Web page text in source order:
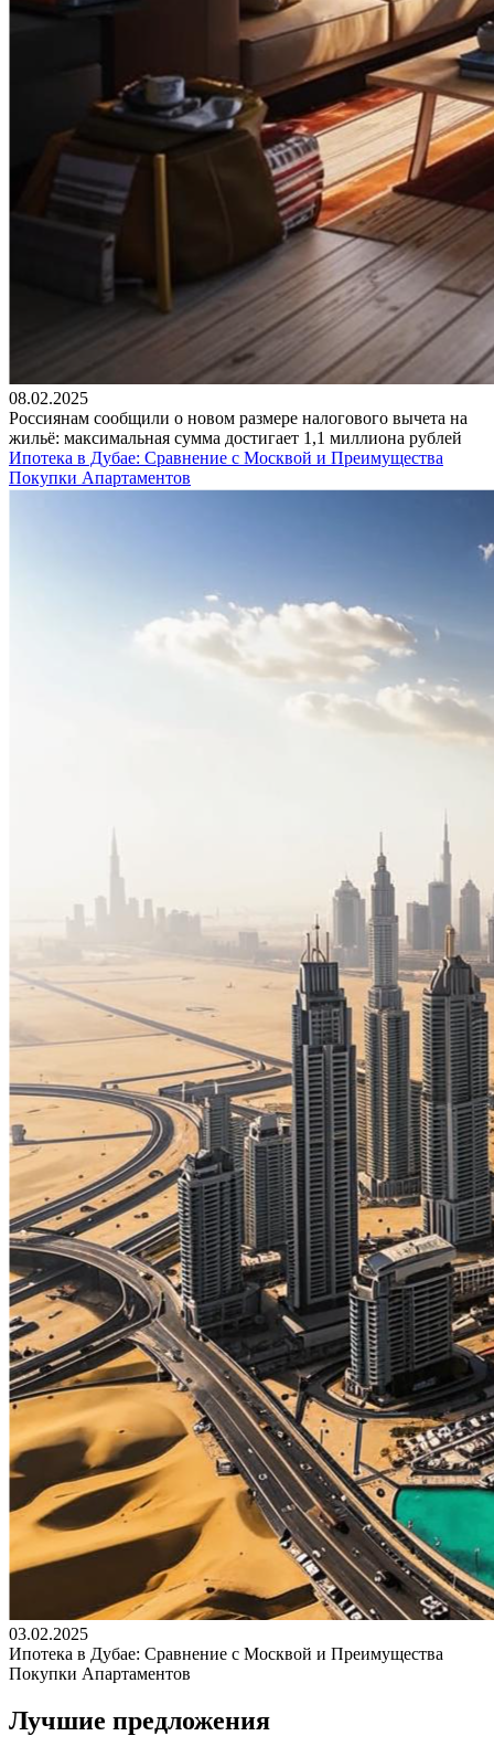
08.02.2025
Россиянам сообщили о новом размере налогового вычета на
жильё: максимальная сумма достигает 1,1 миллиона рублей
Ипотека в Дубае: Сравнение с Москвой и Преимущества
Покупки Апартаментов
03.02.2025
Ипотека в Дубае: Сравнение с Москвой и Преимущества
Покупки Апартаментов
Лучшие предложения